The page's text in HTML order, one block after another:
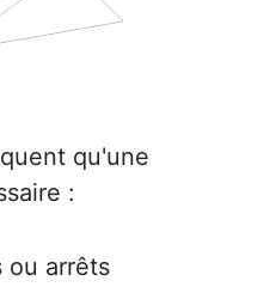
qu'une
:
ou arrêts